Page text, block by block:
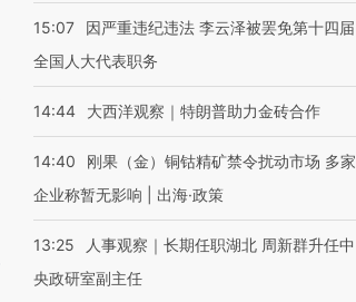
15:07
因严重违纪违法 李云泽被罢免第十四届
全国人大代表职务
14:44 大西洋观察｜特朗普助力金砖合作
14:40
刚果（金）铜钴精矿禁令扰动市场 多家
企业称暂无影响 | 出海·政策
13:25
人事观察｜长期任职湖北 周新群升任中
央政研室副主任